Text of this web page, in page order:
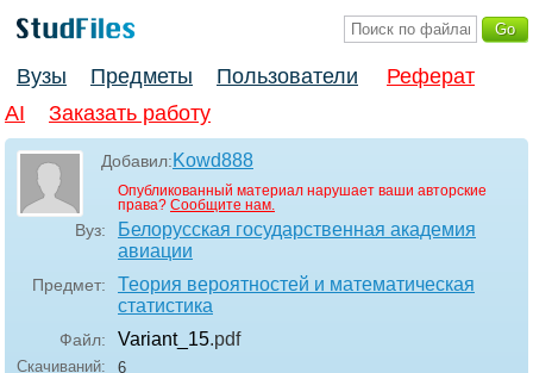
Вузы Предметы Пользователи
Реферат
AI
Заказать работу
Добавил:Kowd888
Опубликованный материал нарушает ваши авторские
права? Сообщите нам.
Вуз:
Белорусская государственная академия
авиации
Предмет:
Теория вероятностей и математическая
статистика
Файл: Variant_15.pdf
Скачиваний:
6